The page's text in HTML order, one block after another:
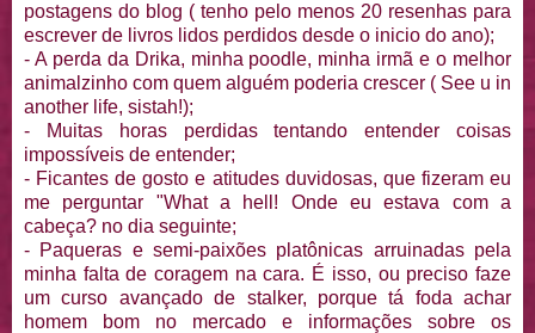
postagens do blog ( tenho pelo menos 20 resenhas para
escrever de livros lidos perdidos desde o inicio do ano);
- A perda da Drika, minha poodle, minha irmã e o melhor
animalzinho com quem alguém poderia crescer ( See u in
another life, sistah!);
- Muitas horas perdidas tentando entender coisas
impossíveis de entender;
- Ficantes de gosto e atitudes duvidosas, que fizeram eu
me perguntar "What a hell! Onde eu estava com a
cabeça? no dia seguinte;
- Paqueras e semi-paixões platônicas arruinadas pela
minha falta de coragem na cara. É isso, ou preciso faze
um curso avançado de stalker, porque tá foda achar
homem bom no mercado e informações sobre os